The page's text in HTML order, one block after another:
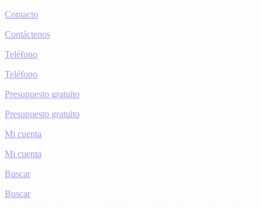
Contacto
Contáctenos
Teléfono
Teléfono
Presupuesto gratuito
Presupuesto gratuito
Mi cuenta
Mi cuenta
Buscar
Buscar